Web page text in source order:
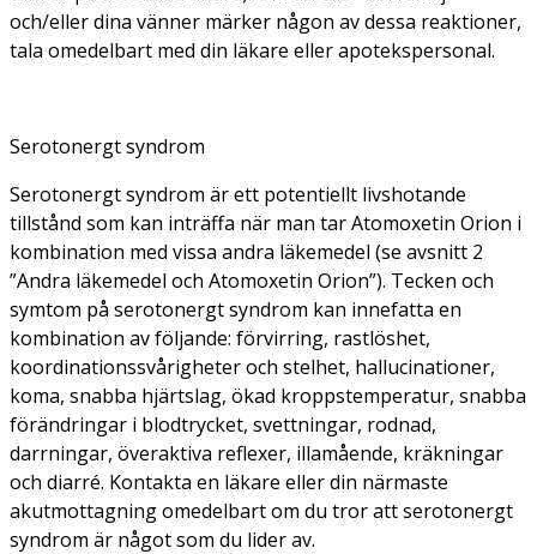
och/eller dina vänner märker någon av dessa reaktioner,
tala omedelbart med din läkare eller apotekspersonal.
Serotonergt syndrom
Serotonergt syndrom är ett potentiellt livshotande
tillstånd som kan inträffa när man tar Atomoxetin Orion i
kombination med vissa andra läkemedel (se avsnitt 2
”Andra läkemedel och Atomoxetin Orion”). Tecken och
symtom på serotonergt syndrom kan innefatta en
kombination av följande: förvirring, rastlöshet,
koordinationssvårigheter och stelhet, hallucinationer,
koma, snabba hjärtslag, ökad kroppstemperatur, snabba
förändringar i blodtrycket, svettningar, rodnad,
darrningar, överaktiva reflexer, illamående, kräkningar
och diarré. Kontakta en läkare eller din närmaste
akutmottagning omedelbart om du tror att serotonergt
syndrom är något som du lider av.